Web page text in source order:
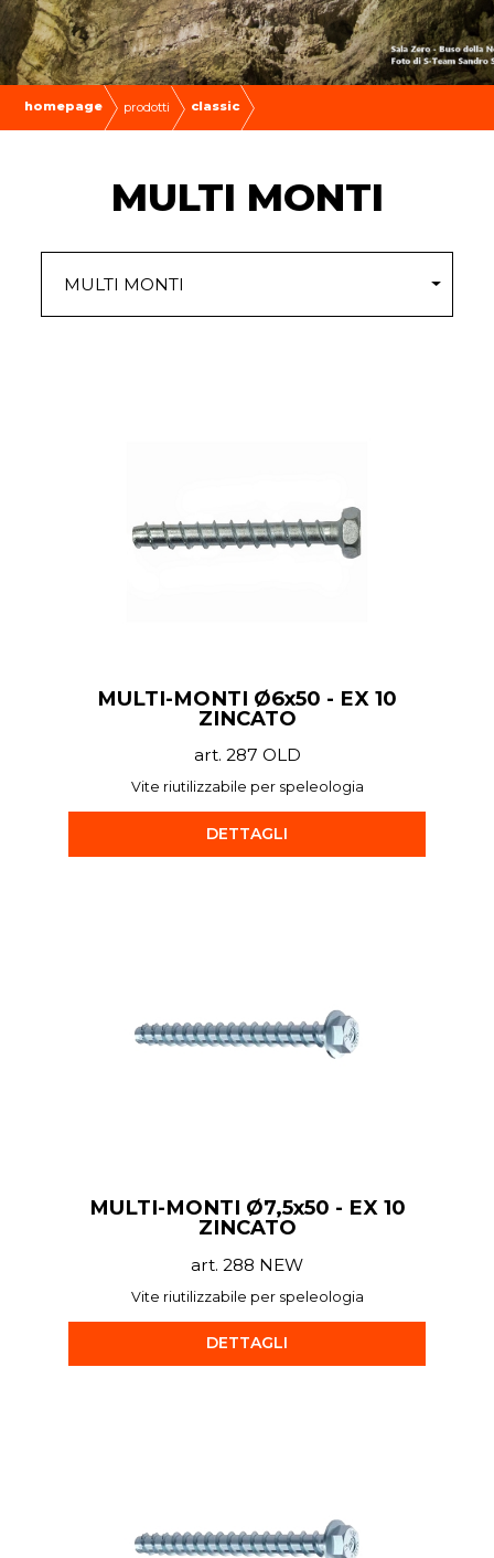
homepage prodotti classic
MULTI MONTI
MULTI-MONTI Ø6x50 - EX 10
ZINCATO
art. 287 OLD
Vite riutilizzabile per speleologia
DETTAGLI
MULTI-MONTI Ø7,5x50 - EX 10
ZINCATO
art. 288 NEW
Vite riutilizzabile per speleologia
DETTAGLI